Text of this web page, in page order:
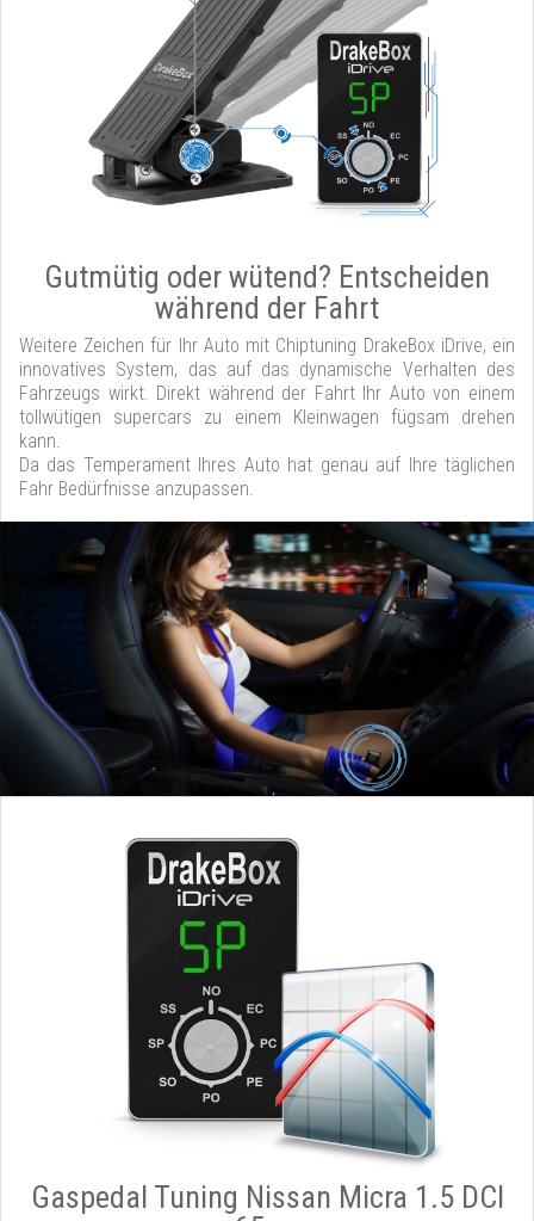
Gutmütig oder wütend? Entscheiden
während der Fahrt
Weitere Zeichen für Ihr Auto mit Chiptuning DrakeBox iDrive, ein
innovatives System, das auf das dynamische Verhalten des
Fahrzeugs wirkt. Direkt während der Fahrt Ihr Auto von einem
tollwütigen supercars zu einem Kleinwagen fügsam drehen
kann.
Da das Temperament Ihres Auto hat genau auf Ihre täglichen
Fahr Bedürfnisse anzupassen.
Gaspedal Tuning Nissan Micra 1.5 DCI